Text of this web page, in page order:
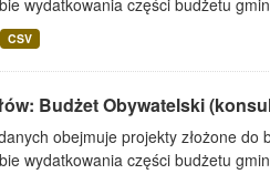
wydatkowania części budżetu
CSV
Budżet Obywatelski
obejmuje projekty złożone
wydatkowania części budżetu